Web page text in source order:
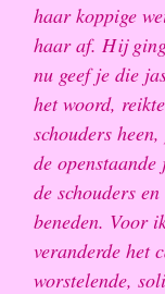
haar koppige
haar af. Hij
nu geef je die
het woord,
schouders
de
de schouders
beneden. Voor
veranderde het
worstelende,